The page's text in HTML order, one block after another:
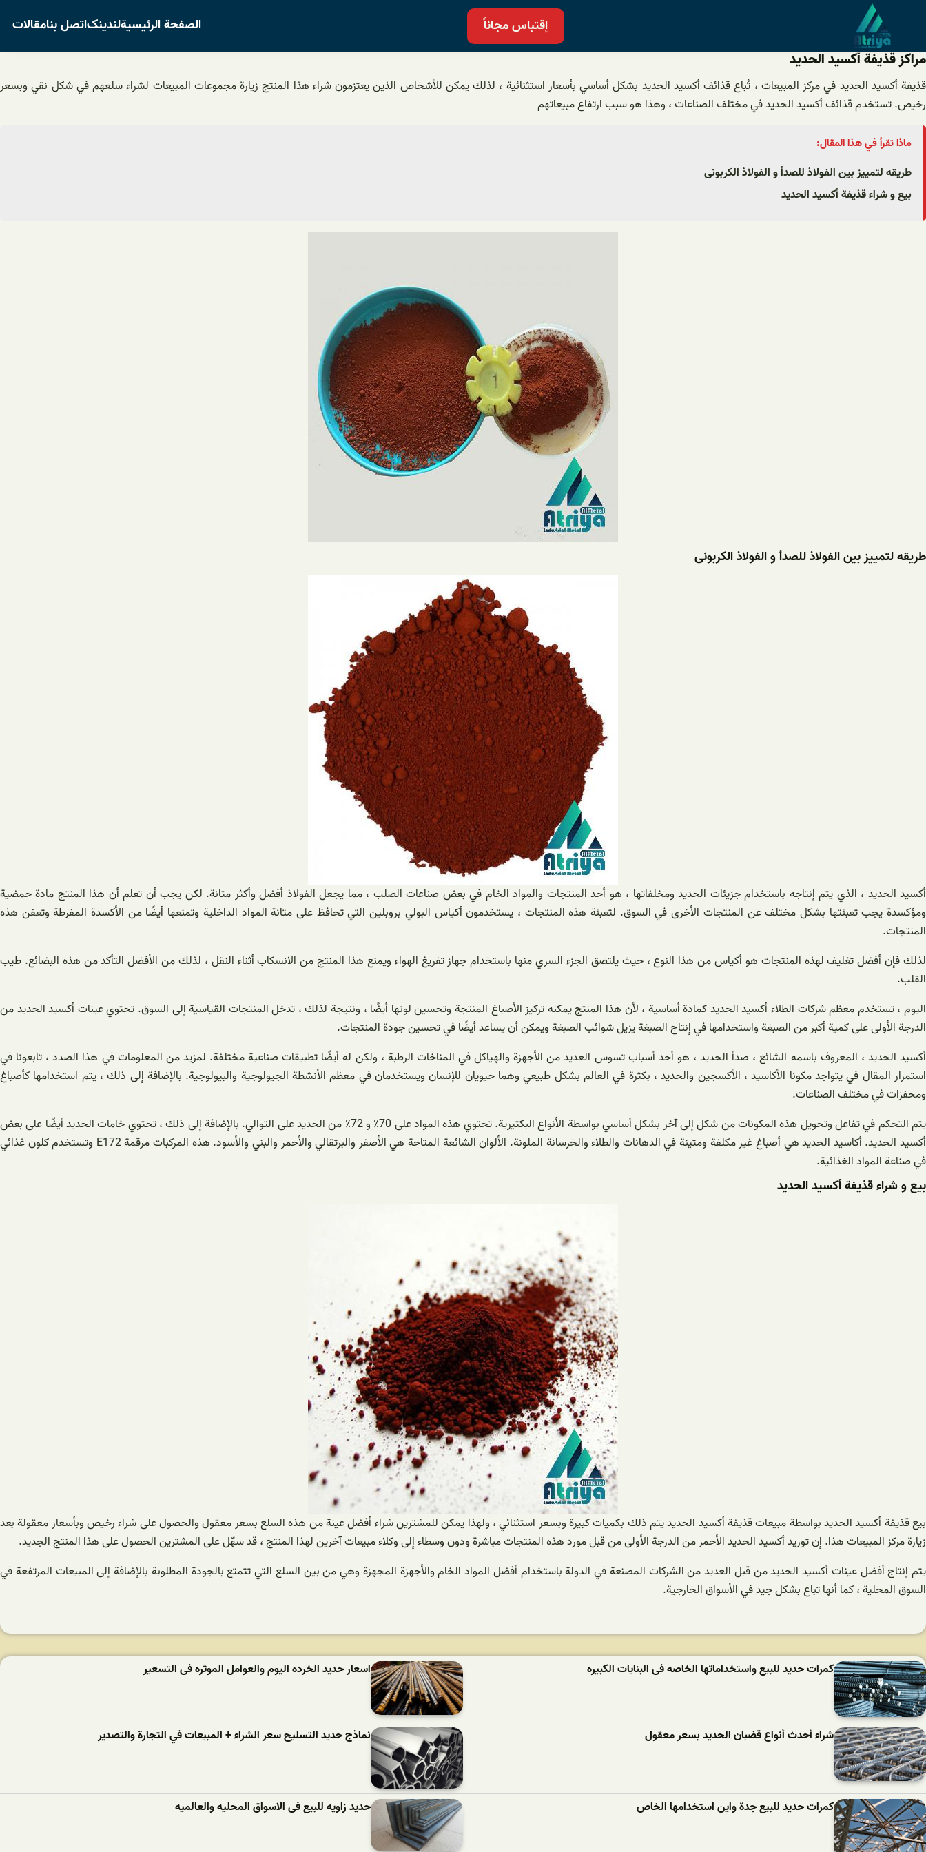
المحتوى
إقتباس مجاناً الصفحة الرئيسيةلندینکاتصل بنامقالات
مراکز قذيفة أكسيد الحديد
قذيفة أكسيد الحديد في مركز المبيعات ، تُباع قذائف أكسيد الحديد بشكل أساسي بأسعار استثنائية ، لذلك يمكن للأشخاص الذين يعتزمون شراء هذا المنتج زيارة مجموعات المبيعات لشراء سلعهم في شكل نقي وبسعر
رخيص. تستخدم قذائف أكسيد الحديد في مختلف الصناعات ، وهذا هو سبب ارتفاع مبيعاتهم
ماذا تقرأ في هذا المقال:
طریقه لتمییز بین الفولاذ للصدأ و الفولاذ الکربونی
بیع و شراء قذيفة أكسيد الحديد
طریقه لتمییز بین الفولاذ للصدأ و الفولاذ الکربونی
أكسيد الحديد ، الذي يتم إنتاجه باستخدام جزيئات الحديد ومخلفاتها ، هو أحد المنتجات والمواد الخام في بعض صناعات الصلب ، مما يجعل الفولاذ أفضل وأكثر متانة. لكن يجب أن تعلم أن هذا المنتج مادة حمضية
ومؤكسدة يجب تعبئتها بشكل مختلف عن المنتجات الأخرى في السوق. لتعبئة هذه المنتجات ، يستخدمون أكياس البولي بروبلين التي تحافظ على متانة المواد الداخلية وتمنعها أيضًا من الأكسدة المفرطة وتعفن هذه
المنتجات.
لذلك فإن أفضل تغليف لهذه المنتجات هو أكياس من هذا النوع ، حيث يلتصق الجزء السري منها باستخدام جهاز تفريغ الهواء ويمنع هذا المنتج من الانسكاب أثناء النقل ، لذلك من الأفضل التأكد من هذه البضائع. طيب
القلب.
اليوم ، تستخدم معظم شركات الطلاء أكسيد الحديد كمادة أساسية ، لأن هذا المنتج يمكنه تركيز الأصباغ المنتجة وتحسين لونها أيضًا ، ونتيجة لذلك ، تدخل المنتجات القياسية إلى السوق. تحتوي عينات أكسيد الحديد من
الدرجة الأولى على كمية أكبر من الصبغة واستخدامها في إنتاج الصبغة يزيل شوائب الصبغة ويمكن أن يساعد أيضًا في تحسين جودة المنتجات.
أكسيد الحديد ، المعروف باسمه الشائع ، صدأ الحديد ، هو أحد أسباب تسوس العديد من الأجهزة والهياكل في المناخات الرطبة ، ولكن له أيضًا تطبيقات صناعية مختلفة. لمزيد من المعلومات في هذا الصدد ، تابعونا في
استمرار المقال في يتواجد مكونا الأكاسيد ، الأكسجين والحديد ، بكثرة في العالم بشكل طبيعي وهما حيويان للإنسان ويستخدمان في معظم الأنشطة الجيولوجية والبيولوجية. بالإضافة إلى ذلك ، يتم استخدامها كأصباغ
ومحفزات في مختلف الصناعات.
يتم التحكم في تفاعل وتحويل هذه المكونات من شكل إلى آخر بشكل أساسي بواسطة الأنواع البكتيرية. تحتوي هذه المواد على 70٪ و 72٪ من الحديد على التوالي. بالإضافة إلى ذلك ، تحتوي خامات الحديد أيضًا على بعض
أكسيد الحديد. أكاسيد الحديد هي أصباغ غير مكلفة ومتينة في الدهانات والطلاء والخرسانة الملونة. الألوان الشائعة المتاحة هي الأصفر والبرتقالي والأحمر والبني والأسود. هذه المركبات مرقمة E172 وتستخدم كلون غذائي
في صناعة المواد الغذائية.
بیع و شراء قذيفة أكسيد الحديد
بیع قذيفة أكسيد الحديد بواسطة مبیعات قذيفة أكسيد الحديد يتم ذلك بكميات كبيرة وبسعر استثنائي ، ولهذا يمكن للمشترين شراء أفضل عينة من هذه السلع بسعر معقول والحصول على شراء رخيص وبأسعار معقولة بعد
زيارة مركز المبيعات هذا. إن توريد أكسيد الحديد الأحمر من الدرجة الأولى من قبل مورد هذه المنتجات مباشرة ودون وسطاء إلى وكلاء مبيعات آخرين لهذا المنتج ، قد سهّل على المشترين الحصول على هذا المنتج الجديد.
يتم إنتاج أفضل عينات أكسيد الحديد من قبل العديد من الشركات المصنعة في الدولة باستخدام أفضل المواد الخام والأجهزة المجهزة وهي من بين السلع التي تتمتع بالجودة المطلوبة بالإضافة إلى المبيعات المرتفعة في
السوق المحلية ، كما أنها تباع بشكل جيد في الأسواق الخارجية.
كمرات حدید للبیع واستخداماتها الخاصه فی البنایات الکبیره اسعار حدید الخرده الیوم والعوامل الموثره فی التسعیر
شراء أحدث أنواع قضبان الحدید بسعر معقول نماذج حدید التسلیح سعر الشراء + المبيعات في التجارة والتصدير
کمرات حدید للبیع جدة واين استخدامها الخاص حدید زاویه للبیع فی الاسواق المحلیه والعالمیه